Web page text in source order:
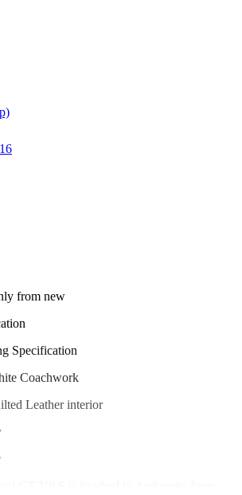
from new
Specification
Coachwork
Leather interior
GT V8 S is finished in Anthracite from